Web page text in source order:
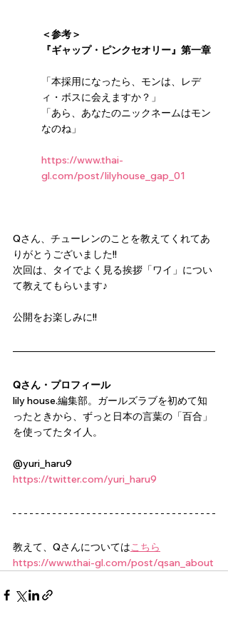
＜参考＞
『ギャップ・ピンクセオリー』第一章
「本採用になったら、モンは、レデ
ィ・ボスに会えますか？」
「あら、あなたのニックネームはモン
なのね」
https://www.thai-
gl.com/post/lilyhouse_gap_01
Qさん、チューレンのことを教えてくれてあ
りがとうございました!!
次回は、タイでよく見る挨拶「ワイ」につい
て教えてもらいます♪
公開をお楽しみに!!
Qさん・プロフィール
lily house.編集部。ガールズラブを初めて知
ったときから、ずっと日本の言葉の「百合」
を使ってたタイ人。
@yuri_haru9
https://twitter.com/yuri_haru9
教えて、Qさんについてはこちら
https://www.thai-gl.com/post/qsan_about